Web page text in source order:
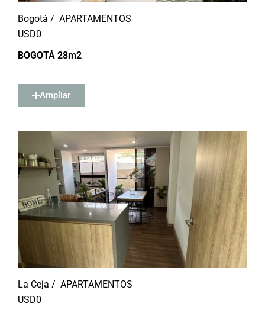
Bogotá / APARTAMENTOS
USD0
BOGOTÁ 28m2
Ampliar
La Ceja / APARTAMENTOS
USD0